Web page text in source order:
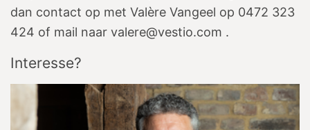
dan contact op met Valère Vangeel op 0472 323
424 of mail naar valere@vestio.com .
Interesse?